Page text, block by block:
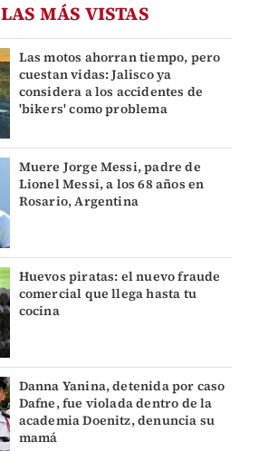
LAS MÁS VISTAS
Las motos ahorran tiempo, pero
cuestan vidas: Jalisco ya
considera a los accidentes de
'bikers' como problema
Muere Jorge Messi, padre de
Lionel Messi, a los 68 años en
Rosario, Argentina
Huevos piratas: el nuevo fraude
comercial que llega hasta tu
cocina
Danna Yanina, detenida por caso
Dafne, fue violada dentro de la
academia Doenitz, denuncia su
mamá